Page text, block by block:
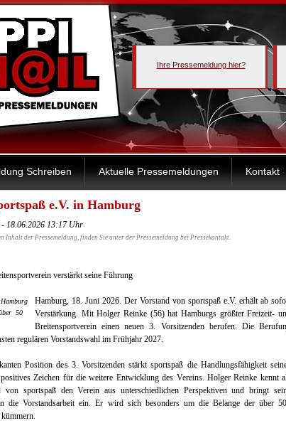
Ihre Pressemeldung hier?
Schreiben Aktuelle Pressemeldungen Kontakt
e.V. in Hamburg
- 18.06.2026 13:17 Uhr
Inhalt der Pressemeldung, finden Sie unter der Pressemeldung bei Pressekontakt.
verstärkt seine Führung
50
Hamburg, 18. Juni 2026. Der Vorstand von sportspaß e.V. erhält ab
Verstärkung. Mit Holger Reinke (56) hat Hamburgs größter Freizeit-
Breitensportverein einen neuen 3. Vorsitzenden berufen. Die
regulären Vorstandswahl im Frühjahr 2027.
Position des 3. Vorsitzenden stärkt sportspaß die Handlungsfähigkeit
Zeichen für die weitere Entwicklung des Vereins. Holger Reinke kennt
sportspaß den Verein aus unterschiedlichen Perspektiven und bringt
die Vorstandsarbeit ein. Er wird sich besonders um die Belange der über